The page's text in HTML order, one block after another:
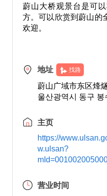
蔚山大桥观景台是可
方。可以欣赏到蔚山的
欢迎。
地址 找路
蔚山广域市东区烽
울산광역시 동구 봉
主页
https://
w.ulsan?
营业时间